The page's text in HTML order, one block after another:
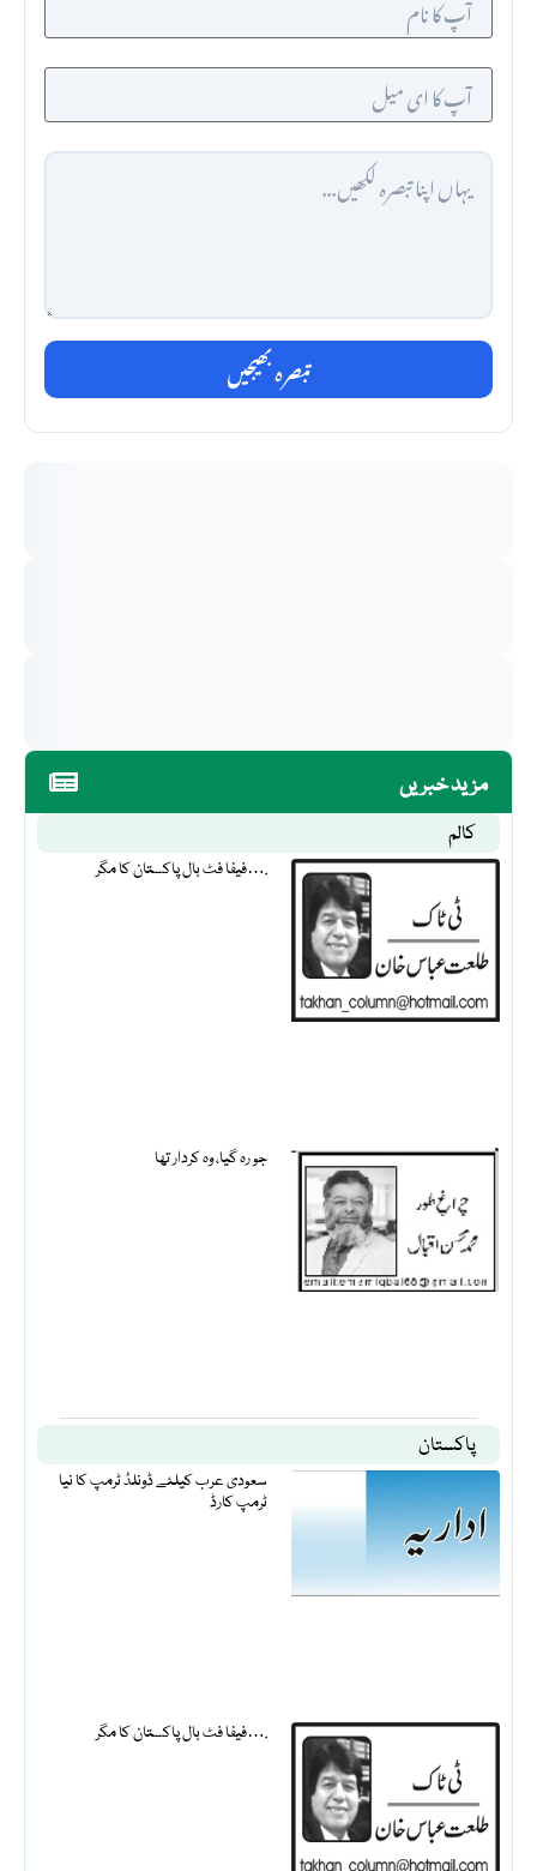
مزید خبریں
کالم
فیفا فٹ بال پاکستان کا مگر….
جو رہ گیا، وہ کردار تھا
پاکستان
سعودی عرب کیلئے ڈونلڈ ٹرمپ کا نیا
ٹرمپ کارڈ
فیفا فٹ بال پاکستان کا مگر….
تبصرہ بھیجیں